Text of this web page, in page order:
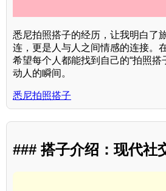
悉尼拍照搭子的经历，让我明白了
连，更是人与人之间情感的连接。
希望每个人都能找到自己的“拍照搭
动人的瞬间。
悉尼拍照搭子
### 搭子介绍：现代社